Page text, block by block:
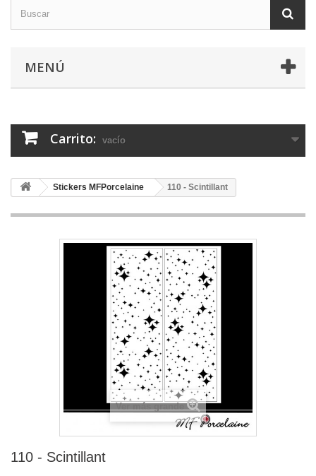
MENÚ
Carrito: vacío
Stickers MFPorcelaine 110 - Scintillant
Ver más grande
110 - Scintillant